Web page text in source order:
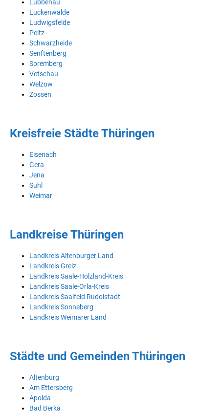
Lübbenau
Luckenwalde
Ludwigsfelde
Peitz
Schwarzheide
Senftenberg
Spremberg
Vetschau
Welzow
Zossen
Kreisfreie Städte Thüringen
Eisenach
Gera
Jena
Suhl
Weimar
Landkreise Thüringen
Landkreis Altenburger Land
Landkreis Greiz
Landkreis Saale-Holzland-Kreis
Landkreis Saale-Orla-Kreis
Landkreis Saalfeld Rudolstadt
Landkreis Sonneberg
Landkreis Weimarer Land
Städte und Gemeinden Thüringen
Altenburg
Am Ettersberg
Apolda
Bad Berka